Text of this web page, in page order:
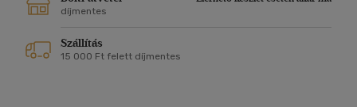
díjmentes
Szállítás
15 000 Ft felett díjmentes